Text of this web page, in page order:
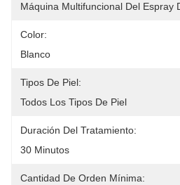
Máquina Multifuncional Del Espray
Color:
Blanco
Tipos De Piel:
Todos Los Tipos De Piel
Duración Del Tratamiento:
30 Minutos
Cantidad De Orden Mínima: